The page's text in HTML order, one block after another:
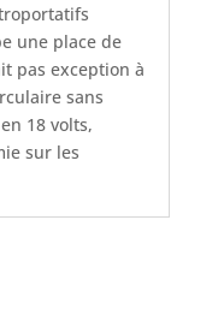
une place de
pas exception à
sans
18 volts,
sur les